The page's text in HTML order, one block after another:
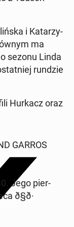
i Katarzy­
ma
sezonu Linda
rundzie
Hurkacz oraz
GARROS
Jego pier­